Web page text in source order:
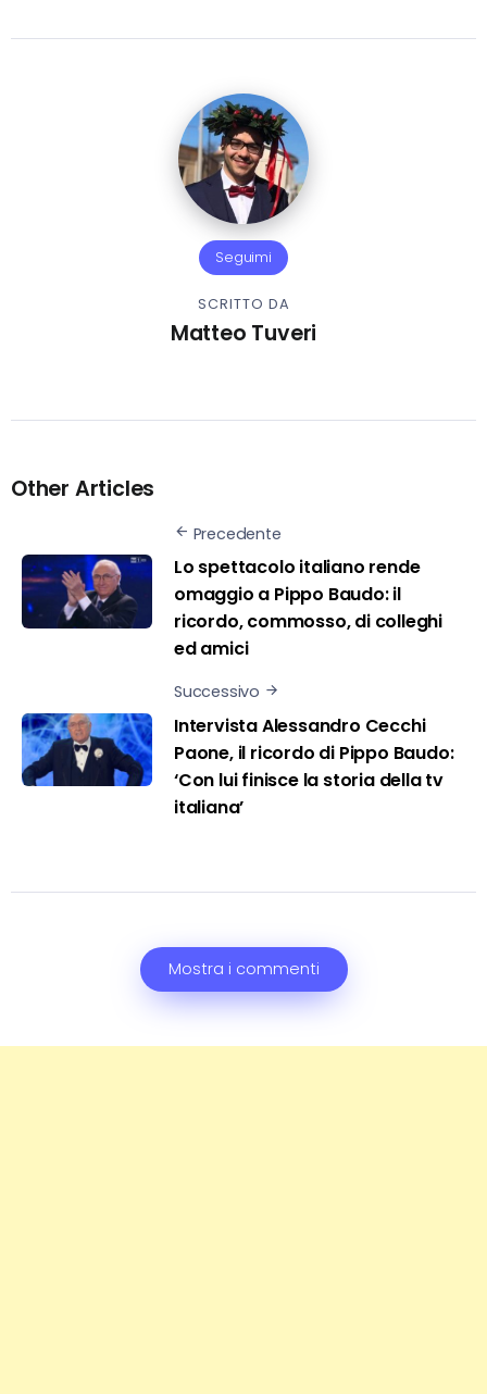
Seguimi
SCRITTO DA
Matteo Tuveri
Other Articles
Precedente
Lo spettacolo italiano rende
omaggio a Pippo Baudo: il
ricordo, commosso, di colleghi
ed amici
Successivo
Intervista Alessandro Cecchi
Paone, il ricordo di Pippo Baudo:
‘Con lui finisce la storia della tv
italiana’
Mostra i commenti